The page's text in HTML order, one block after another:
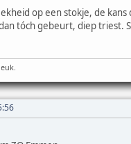
op een stokje, de
tóch gebeurt, diep triest.